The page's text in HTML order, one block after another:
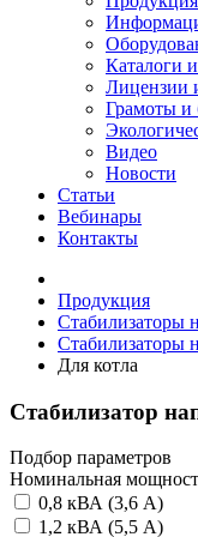
Каталоги
Лицензии
Грамоты и
Видео
Новости
Статьи
Вебинары
Контакты
Продукция
Стабилизаторы
Стабилизаторы
Для котла
Стабилизатор
Подбор параметров
Номинальная
0,8 кВА (3,6 А)
1,2 кВА (5,5 А)